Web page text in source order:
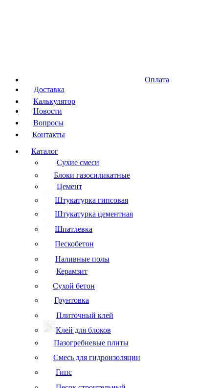
Оплата
Доставка
Калькулятор
Новости
Вопросы
Контакты
Каталог
Сухие смеси
Блоки газосиликатные
Цемент
Штукатурка гипсовая
Штукатурка цементная
Шпатлевка
Пескобетон
Наливные полы
Керамзит
Сухой бетон
Грунтовка
Плиточный клей
Клей для блоков
Пазогребневые плиты
Смесь для гидроизоляции
Гипс